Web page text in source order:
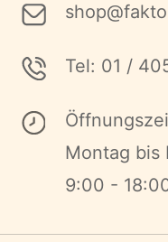
Tel: 01 /
Montag bis
9:00 -